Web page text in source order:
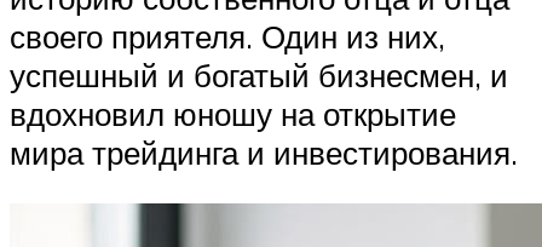
своего приятеля. Один из них,
успешный и богатый бизнесмен, и
вдохновил юношу на открытие
мира трейдинга и инвестирования.